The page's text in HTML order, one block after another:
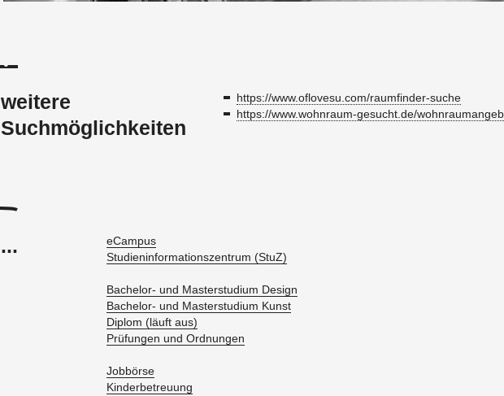
weitere
Suchmöglichkeiten
https://​www.​oflovesu.​com/​raumfinder-​suche
https://​www.​wohnraum-​gesucht.​de/​
...
eCam­pus
Stu­di­en­in­for­ma­ti­ons­zen­trum (StuZ)
Ba­che­lor- und Mas­ter­stu­di­um De­sign
Ba­che­lor- und Mas­ter­stu­di­um Kunst
Di­plom (läuft aus)
Prü­fun­gen und Ord­nun­gen
Job­bör­se
Kin­der­be­treu­ung